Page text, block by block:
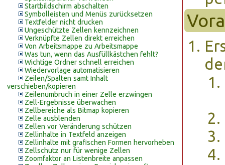
Startbildschirm abschalten
Symbolleisten und Menüs zurücksetzen
Textfelder nicht drucken
Ungeschützte Zellen kennzeichnen
Verknüpfte Zellen direkt erreichen
Von Arbeitsmappe zu Arbeitsmappe
Was tun, wenn das Ausfüllkästchen fehlt?
Wichtige Ordner schnell erreichen
Wiedervorlage automatisieren
Zeilen/Spalten samt Inhalt
verschieben/kopieren
Zeilenumbruch in einer Zelle erzwingen
Zell-Ergebnisse überwachen
Zellbereiche als Bitmap kopieren
Zelle ausblenden
Zellen vor Veränderung schützen
Zellinhalte in Textfeld anzeigen
Zellinhalte mit grafischen Formen hervorheben
Zellschutz nur für wenige Zellen
Zoomfaktor an Listenbreite anpassen